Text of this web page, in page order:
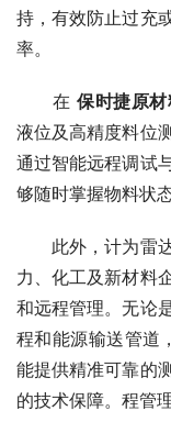
持，有效防止过充
率。
在 保时捷原
液位及高精度料位
通过智能远程调试
够随时掌握物料状
此外，计为雷达
力、化工及新材料
和远程管理。无论
程和能源输送管道
能提供精准可靠的
的技术保障。程管理